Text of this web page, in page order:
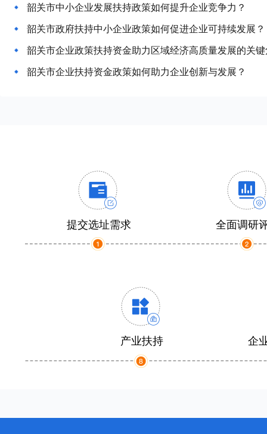
韶关市中小企业发展扶持政策如何提升企业竞争力？
韶关市政府扶持中小企业政策如何促进企业可持续发展？
韶关市企业政策扶持资金助力区域经济高质量发展的关
韶关市企业扶持资金政策如何助力企业创新与发展？
提交选址需求 全面调研
产业扶持 企